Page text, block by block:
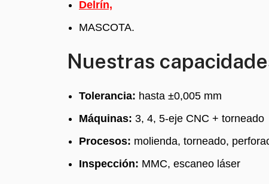
Delrín,
MASCOTA.
Nuestras
Tolerancia: hasta ±0,005 mm
Máquinas: 3, 4, 5-eje CNC + torneado
Procesos: molienda, torneado,
Inspección: MMC, escaneo láser